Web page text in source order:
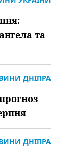
та
ДНІПРА
ДНІПРА